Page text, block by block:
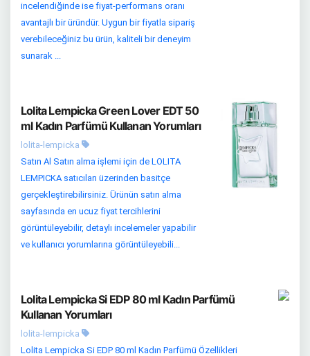
incelendiğinde ise fiyat-performans oranı
avantajlı bir üründür. Uygun bir fiyatla sipariş
verebileceğiniz bu ürün, kaliteli bir deneyim
sunarak ...
Lolita Lempicka Green Lover EDT 50
ml Kadın Parfümü Kullanan Yorumları
lolita-lempicka
Satın Al Satın alma işlemi için de LOLITA
LEMPICKA satıcıları üzerinden basitçe
gerçekleştirebilirsiniz. Ürünün satın alma
sayfasında en ucuz fiyat tercihlerini
görüntüleyebilir, detaylı incelemeler yapabilir
ve kullanıcı yorumlarına görüntüleyebili...
Lolita Lempicka Si EDP 80 ml Kadın Parfümü
Kullanan Yorumları
lolita-lempicka
Lolita Lempicka Si EDP 80 ml Kadın Parfümü Özellikleri